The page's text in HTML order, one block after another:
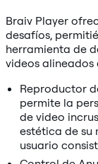
Braiv Player
desafíos,
herramienta de
videos alineados
Reproductor
permite la
de video
estética de su
usuario